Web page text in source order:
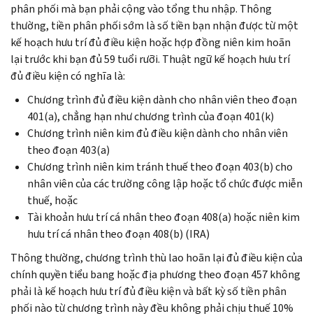
phân phối mà bạn phải cộng vào tổng thu nhập. Thông
thường, tiền phân phối sớm là số tiền bạn nhận được từ một
kế hoạch hưu trí đủ điều kiện hoặc hợp đồng niên kim hoãn
lại trước khi bạn đủ 59 tuổi rưỡi. Thuật ngữ kế hoạch hưu trí
đủ điều kiện có nghĩa là:
Chương trình đủ điều kiện dành cho nhân viên theo đoạn
401(a), chẳng hạn như chương trình của đoạn 401(k)
Chương trình niên kim đủ điều kiện dành cho nhân viên
theo đoạn 403(a)
Chương trình niên kim tránh thuế theo đoạn 403(b) cho
nhân viên của các trường công lập hoặc tổ chức được miễn
thuế, hoặc
Tài khoản hưu trí cá nhân theo đoạn 408(a) hoặc niên kim
hưu trí cá nhân theo đoạn 408(b) (IRA)
Thông thường, chương trình thù lao hoãn lại đủ điều kiện của
chính quyền tiểu bang hoặc địa phương theo đoạn 457 không
phải là kế hoạch hưu trí đủ điều kiện và bất kỳ số tiền phân
phối nào từ chương trình này đều không phải chịu thuế 10%